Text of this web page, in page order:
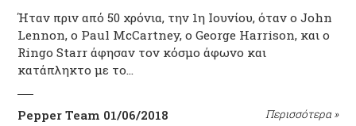
Ήταν πριν από 50 χρόνια, την 1η Ιουνίου, όταν ο John
Lennon, ο Paul McCartney, ο George Harrison, και ο
Ringo Starr άφησαν τον κόσμο άφωνο και
κατάπληκτο με το…
Pepper Team 01/06/2018 Περισσότερα »